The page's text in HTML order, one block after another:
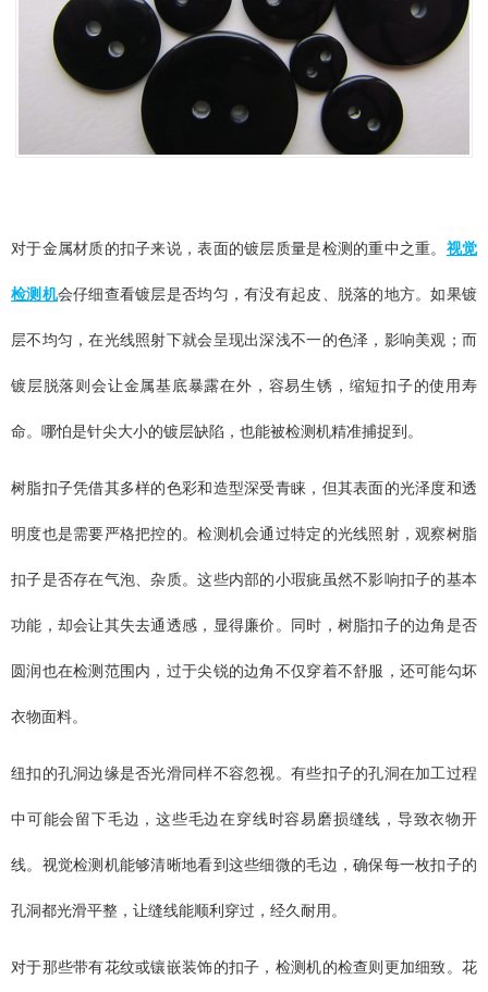
对于金属材质的扣子来说，表面的镀层质量是检测的重中之重。 视觉
检测机会仔细查看镀层是否均匀，有没有起皮、脱落的地方。如果镀
层不均匀，在光线照射下就会呈现出深浅不一的色泽，影响美观；而
镀层脱落则会让金属基底暴露在外，容易生锈，缩短扣子的使用寿
命。哪怕是针尖大小的镀层缺陷，也能被检测机精准捕捉到。
树脂扣子凭借其多样的色彩和造型深受青睐，但其表面的光泽度和透
明度也是需要严格把控的。检测机会通过特定的光线照射，观察树脂
扣子是否存在气泡、杂质。这些内部的小瑕疵虽然不影响扣子的基本
功能，却会让其失去通透感，显得廉价。同时，树脂扣子的边角是否
圆润也在检测范围内，过于尖锐的边角不仅穿着不舒服，还可能勾坏
衣物面料。
纽扣的孔洞边缘是否光滑同样不容忽视。有些扣子的孔洞在加工过程
中可能会留下毛边，这些毛边在穿线时容易磨损缝线，导致衣物开
线。视觉检测机能够清晰地看到这些细微的毛边，确保每一枚扣子的
孔洞都光滑平整，让缝线能顺利穿过，经久耐用。
对于那些带有花纹或镶嵌装饰的扣子，检测机的检查则更加细致。花